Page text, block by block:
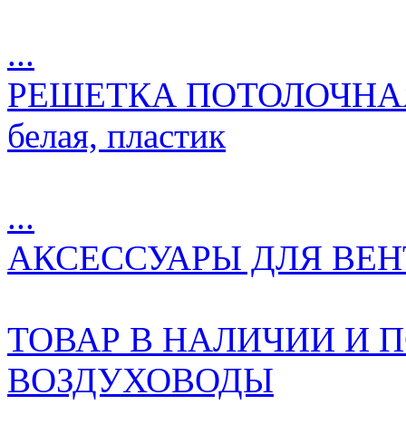
...
РЕШЕТКА ПОТОЛОЧНАЯ
белая, пластик
...
АКСЕССУАРЫ ДЛЯ
ТОВАР В НАЛИЧИИ И
ВОЗДУХОВОДЫ